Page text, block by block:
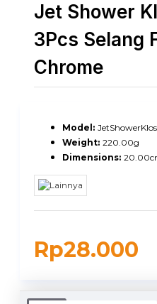
Jet Shower
3Pcs Selang
Chrome
Rp28.000
Model:
Weight: 220.00g
Dimensions:
DUKUNGAN PENGIRIMAN